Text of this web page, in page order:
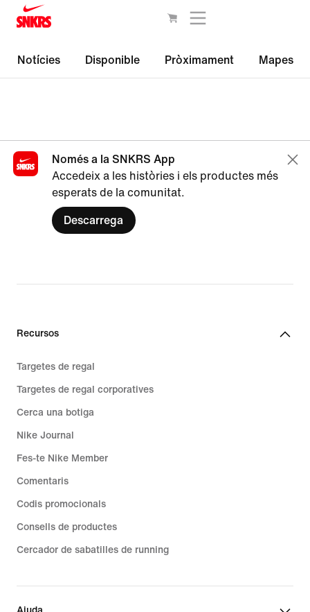
Notícies Disponible Pròximament Mapes
Només a la SNKRS App
Accedeix a les històries i els productes més
esperats de la comunitat.
Descarrega
Recursos
Targetes de regal
Targetes de regal corporatives
Cerca una botiga
Nike Journal
Fes-te Nike Member
Comentaris
Codis promocionals
Consells de productes
Cercador de sabatilles de running